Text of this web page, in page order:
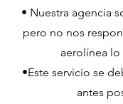
• Nuestra agencia
pero no nos
aerolínea lo
•Este servicio se
antes